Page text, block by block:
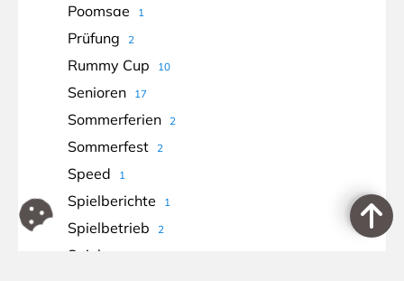
Poomsae 1
Prüfung 2
Rummy Cup 10
Senioren 17
Sommerferien 2
Sommerfest 2
Speed 1
Spielberichte 1
Spielbetrieb 2
Spiele